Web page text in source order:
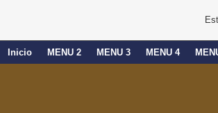
Inicio MENU 2 MENU 3 MENU 4